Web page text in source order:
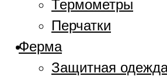
Термометры
Перчатки
Ферма
Защитная